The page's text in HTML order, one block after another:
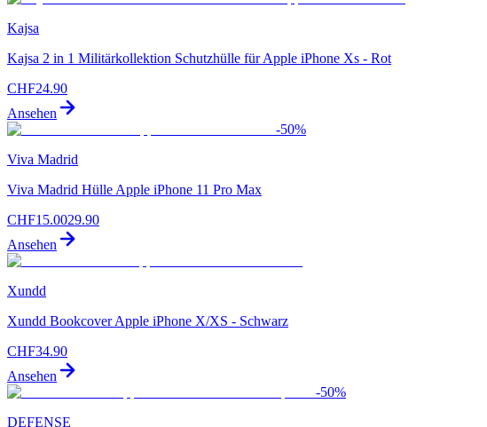
Kajsa
Kajsa 2 in 1 Militärkollektion Schutzhülle für Apple iPhone Xs - Rot
CHF24.90
Ansehen
-50%
Viva Madrid
Viva Madrid Hülle Apple iPhone 11 Pro Max
CHF15.0029.90
Ansehen
Xundd
Xundd Bookcover Apple iPhone X/XS - Schwarz
CHF34.90
Ansehen
-50%
DEFENSE